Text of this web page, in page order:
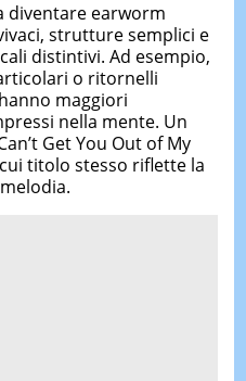
diventare earworm
strutture semplici e
distintivi. Ad esempio,
o ritornelli
maggiori
nella mente. Un
Get You Out of My
titolo stesso riflette la